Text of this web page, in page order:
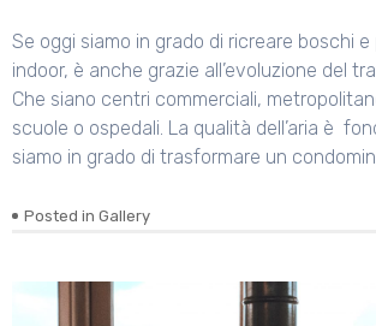
Se oggi siamo in grado di ricreare boschi
indoor, è anche grazie all’evoluzione del
Che siano centri commerciali,
scuole o ospedali. La qualità dell’aria è
siamo in grado di trasformare un
Posted in Gallery